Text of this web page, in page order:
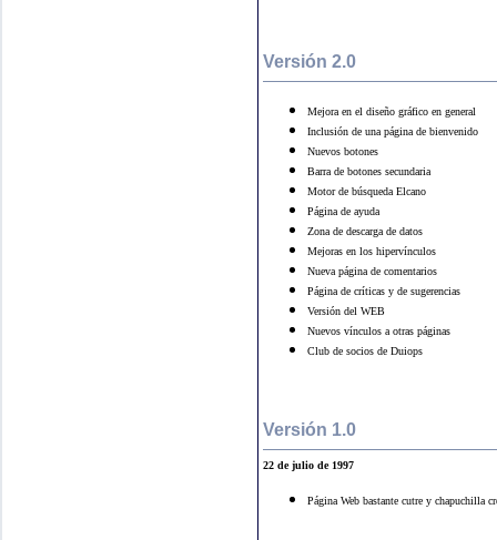
Versión 2.0
Mejora en el diseño gráfico en general
Inclusión de una página de bienvenido
Nuevos botones
Barra de botones secundaria
Motor de búsqueda Elcano
Página de ayuda
Zona de descarga de datos
Mejoras en los hipervínculos
Nueva página de comentarios
Página de críticas y de sugerencias
Versión del WEB
Nuevos vínculos a otras páginas
Club de socios de Duiops
Versión 1.0
22 de julio de 1997
Página Web bastante cutre y chapuchilla